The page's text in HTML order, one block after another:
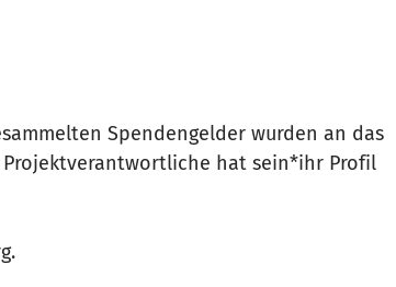
Spendengelder wurden an das
Projektverantwortliche hat sein*ihr Profil